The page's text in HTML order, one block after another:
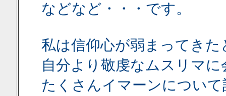
などなど・・・です。
私は信仰心が弱まってきた
自分より敬虔なムスリマ
たくさんイマーンについ